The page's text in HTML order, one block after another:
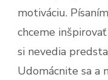
motiváciu.
chceme
si nevedia
Udomácnite sa a